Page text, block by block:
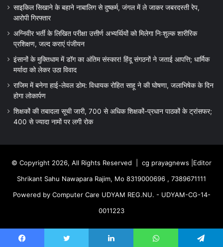
साइकिल सिखाने के बहाने नाबालिग से दुष्कर्म, जंगल में ले जाकर जबरदस्ती रेप,
आरोपी गिरफ्तार
अग्निवीर भर्ती के लिखित परीक्षा उत्तीर्ण अभ्यर्थियों को मिलेगा निःशुल्क शारीरिक
प्रशिक्षण, जल्द कराएं पंजीयन
इंसानों के मुक्तिधाम में डॉग का अंतिम संस्कार! हिंदू संगठनों ने जताई आपत्ति; धार्मिक
मर्यादा को लेकर उठा विवाद
राजिम में बनेगा हाई-लेवल डोम: विधायक रोहित साहू ने की घोषणा, जलाभिषेक के दिन
होगा लोकार्पण
शिक्षकों की तबादला सूची जारी, 700 से अधिक शिक्षकों-प्रधान पाठकों के ट्रांसफर;
400 से ज्यादा नामों पर लगी रोक
© Copyright 2026, All Rights Reserved | cg prayagnews |Editor
Shrikant Sahu Nawapara Rajim, Mo 8319000696 , 7389671111
Powered by Computer Care UDYAM REG.NU. - UDYAM-CG-14-
0011223